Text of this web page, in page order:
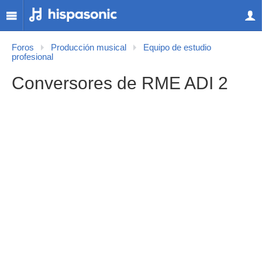
Foros Producción musical
Equipo de estudio
profesional
Conversores de RME ADI 2